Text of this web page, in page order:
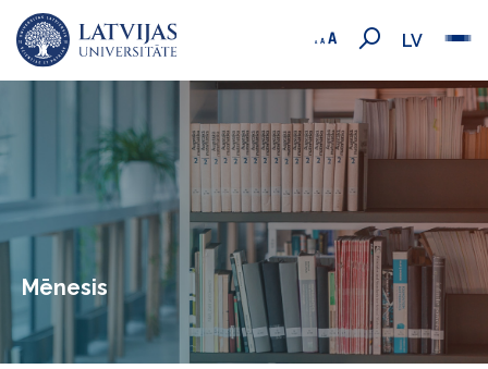
LV
Mēnesis